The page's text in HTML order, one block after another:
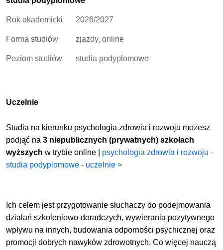
Rok akademicki 2026/2027
Forma studiów zjazdy, online
Poziom studiów studia podyplomowe
Uczelnie
Studia na kierunku psychologia zdrowia i rozwoju możesz
podjąć na3 niepublicznych (prywatnych) szkołach
wyższych w trybie online | psychologia zdrowia i rozwoju -
studia podyplomowe - uczelnie >
Ich celem jest przygotowanie słuchaczy do podejmowania
działań szkoleniowo-doradczych, wywierania pozytywnego
wpływu na innych, budowania odporności psychicznej oraz
promocji dobrych nawyków zdrowotnych. Co więcej nauczą